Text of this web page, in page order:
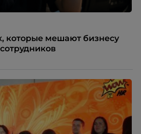
которые мешают бизнесу